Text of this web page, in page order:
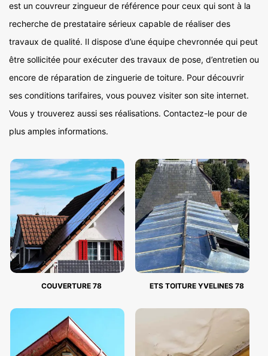
est un couvreur zingueur de référence pour ceux qui sont à la
recherche de prestataire sérieux capable de réaliser des
travaux de qualité. Il dispose d’une équipe chevronnée qui peut
être sollicitée pour exécuter des travaux de pose, d’entretien ou
encore de réparation de zinguerie de toiture. Pour découvrir
ses conditions tarifaires, vous pouvez visiter son site internet.
Vous y trouverez aussi ses réalisations. Contactez-le pour de
plus amples informations.
COUVERTURE 78 ETS TOITURE YVELINES 78